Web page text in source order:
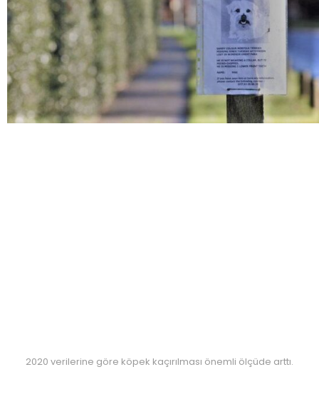
2020 verilerine göre köpek kaçırılması önemli ölçüde arttı.